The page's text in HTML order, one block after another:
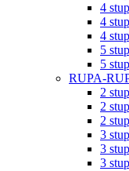
4
4
4
5
5
RUPA-
2
2
2
3
3
3